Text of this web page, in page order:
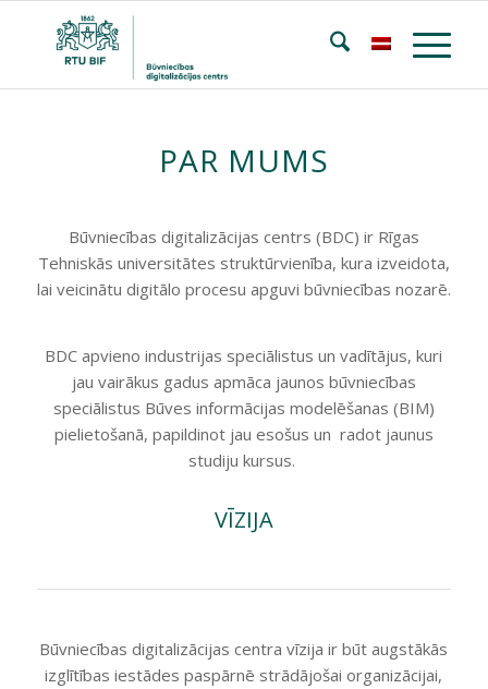
PAR MUMS
Būvniecības digitalizācijas centrs (BDC) ir Rīgas
Tehniskās universitātes struktūrvienība, kura izveidota,
lai veicinātu digitālo procesu apguvi būvniecības nozarē.
BDC apvieno industrijas speciālistus un vadītājus, kuri
jau vairākus gadus apmāca jaunos būvniecības
speciālistus Būves informācijas modelēšanas (BIM)
pielietošanā, papildinot jau esošus un radot jaunus
studiju kursus.
VĪZIJA
Būvniecībasdigitalizācijas centra vīzija ir būt augstākās
izglītības iestādes paspārnē strādājošai organizācijai,